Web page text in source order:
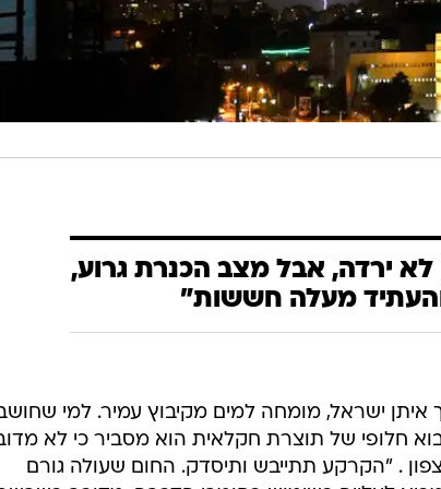
לא ירדה, אבל מצב הכנרת גרוע,
מעלה חששות"
איתן ישראל, מומחה למים מקיבוץ עמיר. למי
חלופי של תוצרת חקלאית הוא מסביר כי לא
. "הקרקע תתייבש ותיסדק. החום שעולה גורם